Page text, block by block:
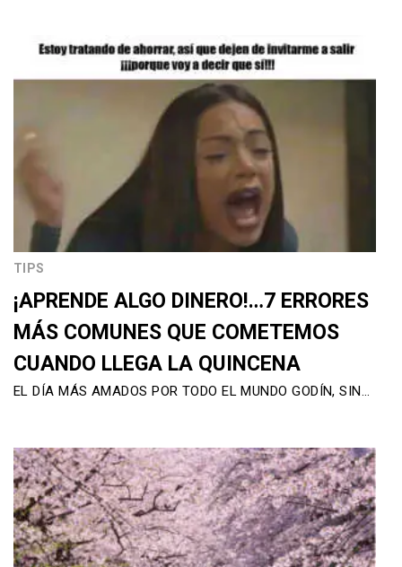
TIPS
¡APRENDE ALGO DINERO!…7 ERRORES
MÁS COMUNES QUE COMETEMOS
CUANDO LLEGA LA QUINCENA
EL DÍA MÁS AMADOS POR TODO EL MUNDO GODÍN, SIN…